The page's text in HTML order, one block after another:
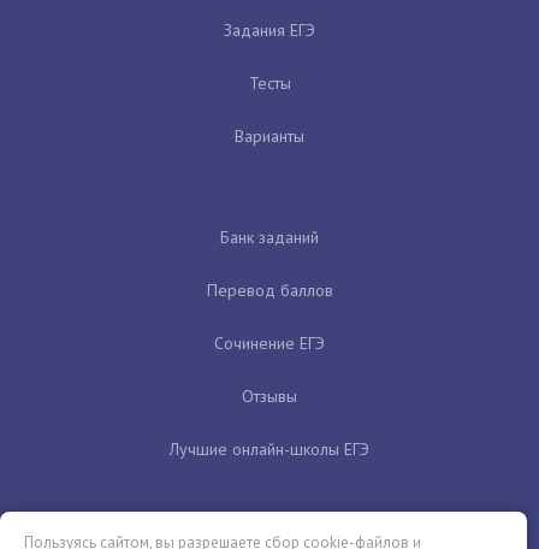
Задания ЕГЭ
Тесты
Варианты
Банк заданий
Перевод баллов
Сочинение ЕГЭ
Отзывы
Лучшие онлайн-школы ЕГЭ
Пользуясь сайтом, вы разрешаете сбор cookie-файлов и